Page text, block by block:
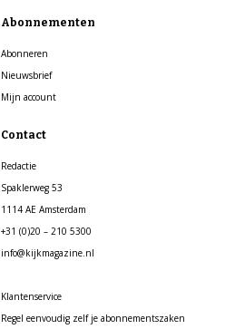
Abonnementen
Abonneren
Nieuwsbrief
Mijn account
Contact
Redactie
Spaklerweg 53
1114 AE Amsterdam
+31 (0)20 – 210 5300
info@kijkmagazine.nl
Klantenservice
Regel eenvoudig zelf je abonnementszaken